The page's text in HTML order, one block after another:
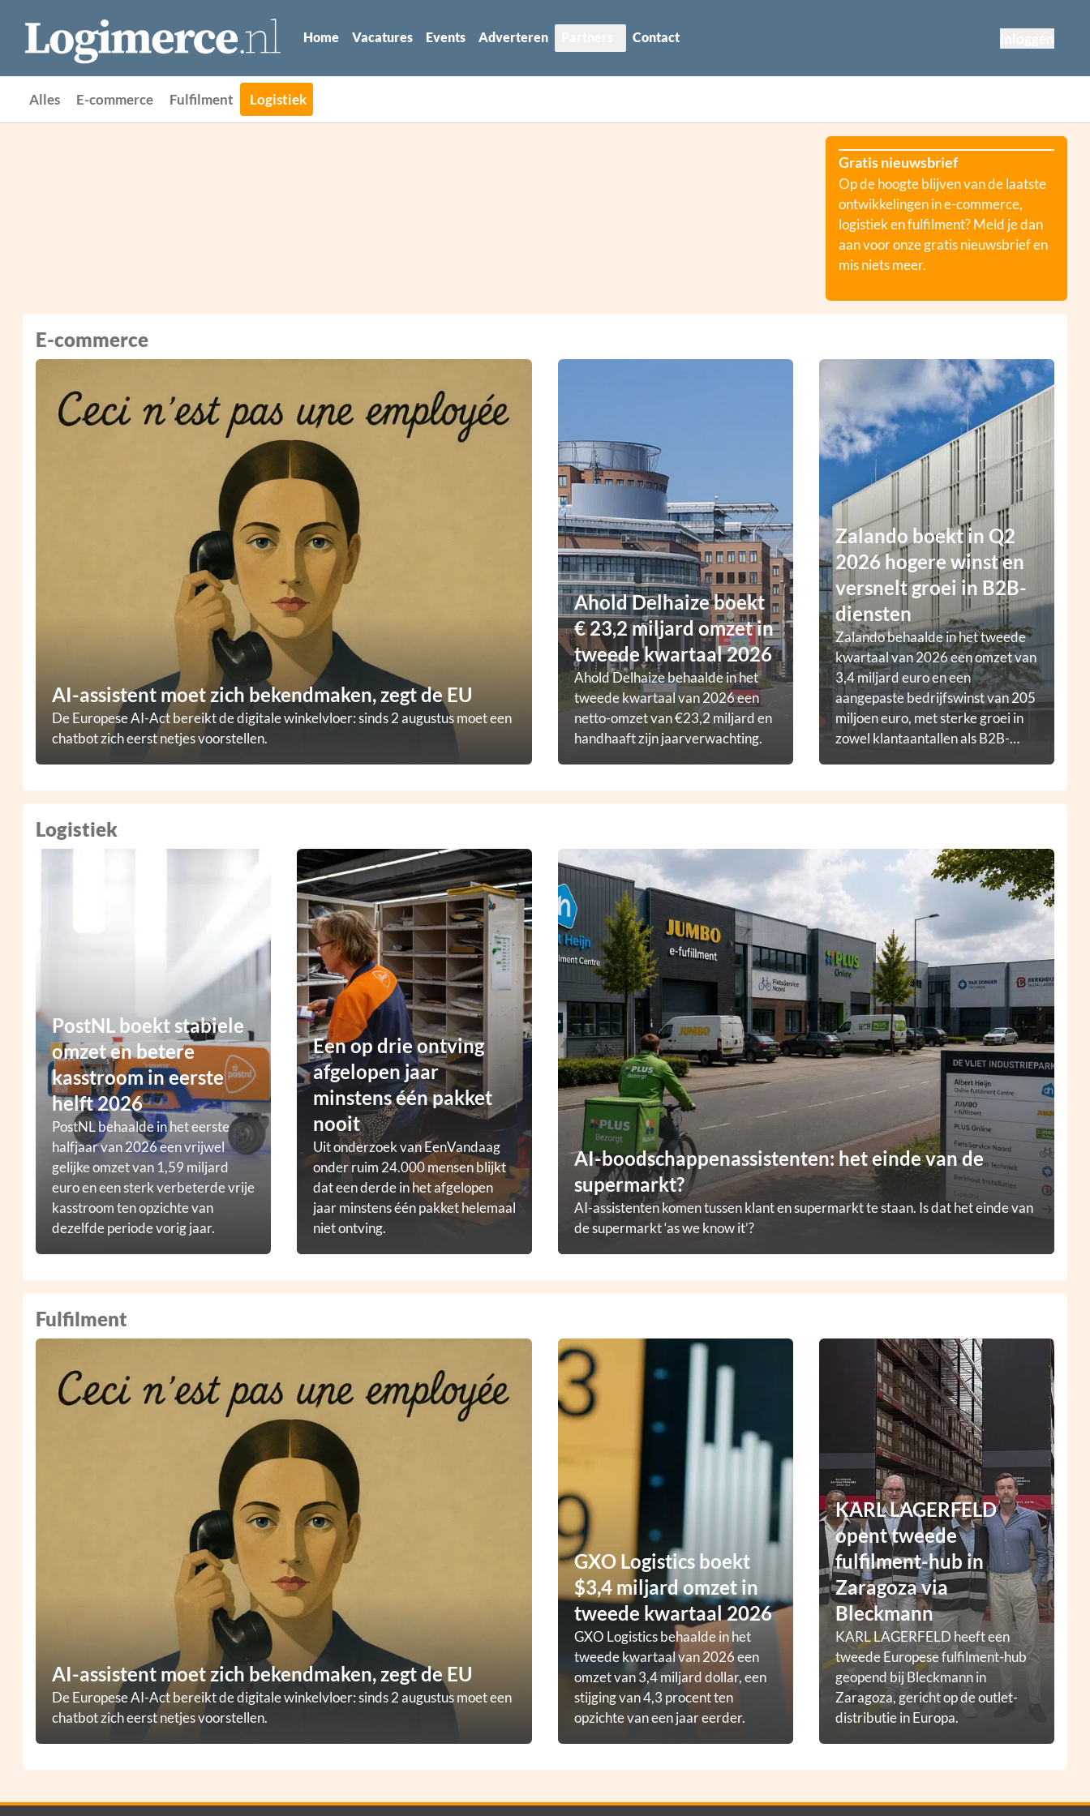
Home Vacatures Events Adverteren Contact
Alles E-commerce Fulfilment Logistiek
Gratis nieuwsbrief
Op de hoogte blijven van de laatste
ontwikkelingen in e-commerce,
logistiek en fulfilment? Meld je dan
aan voor onze gratis nieuwsbrief en
mis niets meer.
E-commerce
AI-assistent moet zich bekendmaken, zegt de EU
De Europese AI-Act bereikt de digitale winkelvloer: sinds 2 augustus moet een
chatbot zich eerst netjes voorstellen.
Ahold Delhaize boekt
€ 23,2 miljard omzet in
tweede kwartaal 2026
Ahold Delhaize behaalde in het
tweede kwartaal van 2026 een
netto-omzet van €23,2 miljard en
handhaaft zijn jaarverwachting.
Zalando boekt in Q2
2026 hogere winst en
versnelt groei in B2B-
diensten
Zalando behaalde in het tweede
kwartaal van 2026 een omzet van
3,4 miljard euro en een
aangepaste bedrijfswinst van 205
miljoen euro, met sterke groei in
zowel klantaantallen als B2B-
Logistiek
AI-boodschappenassistenten: het einde van de
supermarkt?
AI-assistenten komen tussen klant en supermarkt te staan. Is dat het einde van
de supermarkt ‘as we know it’?
PostNL boekt stabiele
omzet en betere
kasstroom in eerste
helft 2026
PostNL behaalde in het eerste
halfjaar van 2026 een vrijwel
gelijke omzet van 1,59 miljard
euro en een sterk verbeterde vrije
kasstroom ten opzichte van
dezelfde periode vorig jaar.
Een op drie ontving
afgelopen jaar
minstens één pakket
nooit
Uit onderzoek van EenVandaag
onder ruim 24.000 mensen blijkt
dat een derde in het afgelopen
jaar minstens één pakket helemaal
niet ontving.
Fulfilment
AI-assistent moet zich bekendmaken, zegt de EU
De Europese AI-Act bereikt de digitale winkelvloer: sinds 2 augustus moet een
chatbot zich eerst netjes voorstellen.
GXO Logistics boekt
$3,4 miljard omzet in
tweede kwartaal 2026
GXO Logistics behaalde in het
tweede kwartaal van 2026 een
omzet van 3,4 miljard dollar, een
stijging van 4,3 procent ten
opzichte van een jaar eerder.
KARL LAGERFELD
opent tweede
fulfilment-hub in
Zaragoza via
Bleckmann
KARL LAGERFELD heeft een
tweede Europese fulfilment-hub
geopend bij Bleckmann in
Zaragoza, gericht op de outlet-
distributie in Europa.